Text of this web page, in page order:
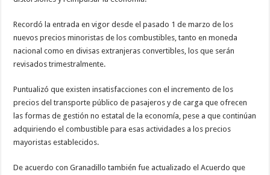
Recordó la entrada en vigor desde el pasado 1 de marzo de los
nuevos precios minoristas de los combustibles, tanto en moneda
nacional como en divisas extranjeras convertibles, los que serán
revisados trimestralmente.
Puntualizó que existen insatisfacciones con el incremento de los
precios del transporte público de pasajeros y de carga que ofrecen
las formas de gestión no estatal de la economía, pese a que continúan
adquiriendo el combustible para esas actividades a los precios
mayoristas establecidos.
De acuerdo con Granadillo también fue actualizado el Acuerdo que